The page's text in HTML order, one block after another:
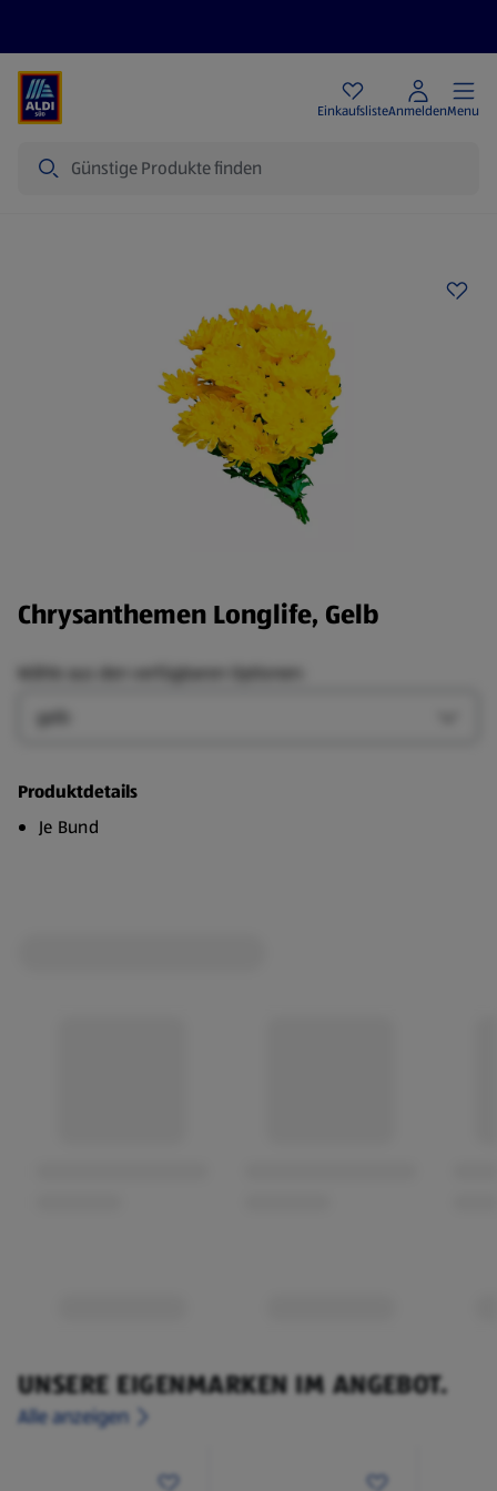
EinkaufslisteAnmeldenMenu
Chrysanthemen Longlife, Gelb
Wähle aus den verfügbaren Optionen:
Produktdetails
Je Bund
UNSERE EIGENMARKEN IM ANGEBOT.
Alle anzeigen